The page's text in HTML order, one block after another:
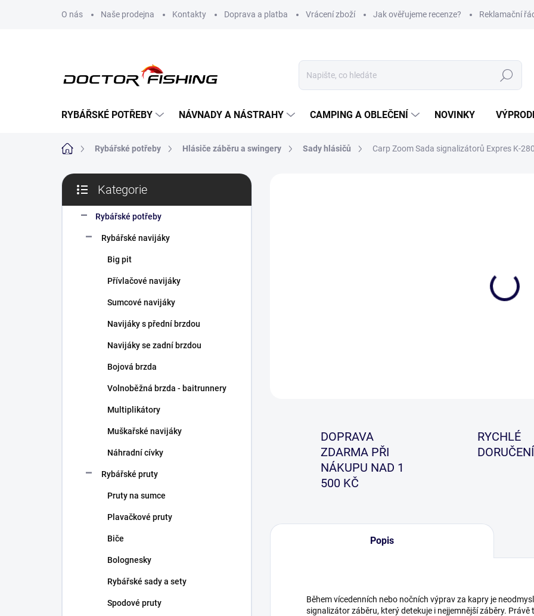
O nás Naše prodejna Kontakty Doprava a platba Vrácení zboží Jak ověřujeme recenze? Reklamační
Hledat
RYBÁŘSKÉ POTŘEBY NÁVNADY A NÁSTRAHY CAMPING A OBLEČENÍ NOVINKY
Domů Rybářské potřeby Hlásiče záběru a swingery Sady hlásičů Carp Zoom Sada signalizátorů Expres K-
P
s
kategorie
Kategorie
Rybářské potřeby
Rybářské navijáky
Big pit
Přívlačové navijáky
Sumcové navijáky
Navijáky s přední brzdou
Navijáky se zadní brzdou
Bojová brzda
Volnoběžná brzda - baitrunnery
Multiplikátory
Muškařské navijáky
Náhradní cívky
Rybářské pruty
Pruty na sumce
Plavačkové pruty
Biče
Bolognesky
Rybářské sady a sety
Spodové pruty
DOPRAVA
ZDARMA PŘI
NÁKUPU NAD 1
500 KČ
RYCHLÉ
DORUČENÍ
Popis
Během vícedenních nebo nočních výprav za kapry je
signalizátor záběru, který detekuje i nejjemnější záběry.